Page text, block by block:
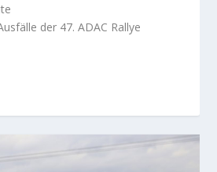
der 47. ADAC Rallye